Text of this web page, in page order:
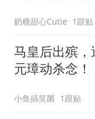
奶糖甜心Cutie 1跟贴
马皇后出殡
元璋动杀念！
小鱼搞笑菌 1跟贴